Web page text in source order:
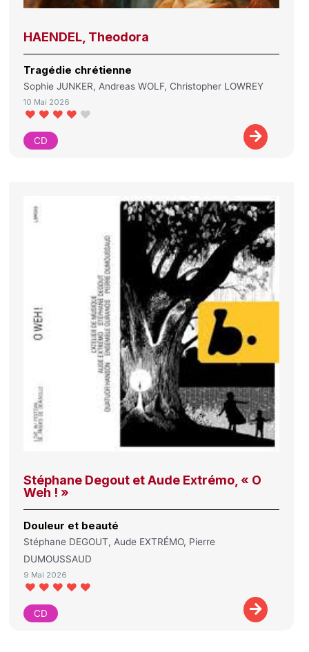
HAENDEL, Theodora
Tragédie chrétienne
Sophie JUNKER, Andreas WOLF, Christopher LOWREY
10 Mai 2026
CD
Stéphane Degout et Aude Extrémo, « O
Weh ! »
Douleur et beauté
Stéphane DEGOUT, Aude EXTRÉMO, Pierre
DUMOUSSAUD
9 Mai 2026
CD